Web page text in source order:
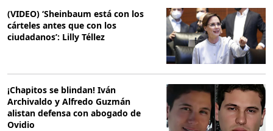
(VIDEO) ‘Sheinbaum está con los
cárteles antes que con los
ciudadanos’: Lilly Téllez
¡Chapitos se blindan! Iván
Archivaldo y Alfredo Guzmán
alistan defensa con abogado de
Ovidio